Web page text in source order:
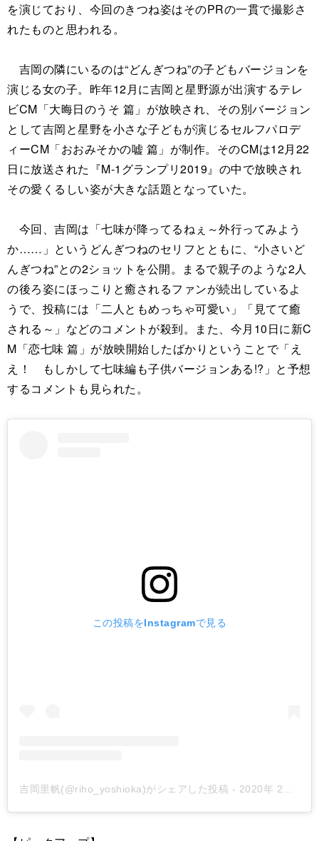
を演じており、今回のきつね姿はそのPRの一貫で撮影さ
れたものと思われる。
吉岡の隣にいるのは“どんぎつね”の子どもバージョンを
演じる女の子。昨年12月に吉岡と星野源が出演するテレ
ビCM「大晦日のうそ 篇」が放映され、その別バージョン
として吉岡と星野を小さな子どもが演じるセルフパロデ
ィーCM「おおみそかの嘘 篇」が制作。そのCMは12月22
日に放送された『M-1グランプリ2019』の中で放映され
その愛くるしい姿が大きな話題となっていた。
今回、吉岡は「七味が降ってるねぇ～外行ってみよう
か……」というどんぎつねのセリフとともに、“小さいど
んぎつね”との2ショットを公開。まるで親子のような2人
の後ろ姿にほっこりと癒されるファンが続出しているよ
うで、投稿には「二人ともめっちゃ可愛い」「見てて癒
される～」などのコメントが殺到。また、今月10日に新C
M「恋七味 篇」が放映開始したばかりということで「え
え！ もしかして七味編も子供バージョンある!?」と予想
するコメントも見られた。
この投稿をInstagramで見る
吉岡里帆(@riho_yoshioka)がシェアした投稿 - 2020年 2月月12日午前6時23分PST